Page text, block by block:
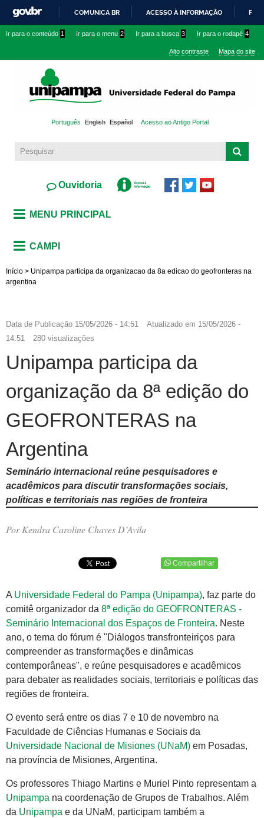
conteúdo
IR
O
COMUNICA BR ACESSO À INFORMAÇÃO
Ir para o conteúdo 1 Ir para o menu 2 Ir para a busca 3 Ir para o rodapé 4
Alto contraste Mapa do site
Português English Español Acesso ao Antigo Portal
Ouvidoria
MENU PRINCIPAL
CAMPI
Início > Unipampa participa da organizacao da 8a edicao do geofronteras na
argentina
Data de Publicação 15/05/2026 - 14:51 Atualizado em 15/05/2026 -
14:51
280 visualizações
Unipampa participa da
organização da 8ª edição do
GEOFRONTERAS na
Argentina
Seminário internacional reúne pesquisadores e
acadêmicos para discutir transformações sociais,
políticas e territoriais nas regiões de fronteira
Por Kendra Caroline Chaves D’Avila
Compartilhar
A Universidade Federal do Pampa (Unipampa), faz parte do
comitê organizador da 8ª edição do GEOFRONTERAS -
Seminário Internacional dos Espaços de Fronteira. Neste
ano, o tema do fórum é "Diálogos transfronteiriços para
compreender as transformações e dinâmicas
contemporâneas", e reúne pesquisadores e acadêmicos
para debater as realidades sociais, territoriais e políticas das
regiões de fronteira.
O evento será entre os dias 7 e 10 de novembro na
Faculdade de Ciências Humanas e Sociais da
Universidade Nacional de Misiones (UNaM) em Posadas,
na província de Misiones, Argentina.
Os professores Thiago Martins e Muriel Pinto representam a
Unipampa na coordenação de Grupos de Trabalhos. Além
da Unipampa e da UNaM, participam também a